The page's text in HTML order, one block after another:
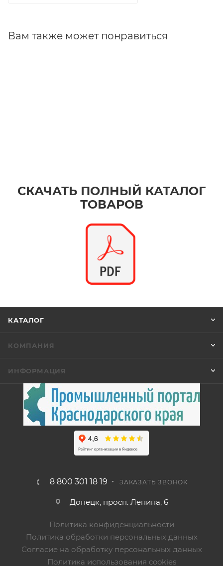
Вам также может понравиться
СКАЧАТЬ ПОЛНЫЙ КАТАЛОГ
ТОВАРОВ
КАТАЛОГ
КОМПАНИЯ
ИНФОРМАЦИЯ
8 800 301 18 19 ЗАКАЗАТЬ ЗВОНОК
Донецк, просп. Ленина, 6
Политика конфиденциальности
Политика обработки персональных данных
Согласие на обработку персональных данных
Политика использования cookies